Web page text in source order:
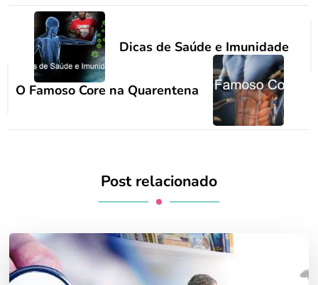
Navegação
de
post
Dicas de Saúde e Imunidade
O Famoso Core na Quarentena
Post relacionado